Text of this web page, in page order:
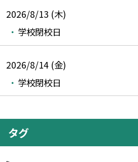
2026/8/13 (木)
学校閉校日
2026/8/14 (金)
学校閉校日
タグ